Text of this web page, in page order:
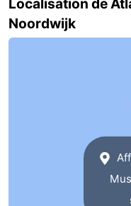
de
golf
Surfen
-
Peche
-
Noordwijk